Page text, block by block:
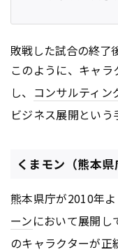
敗戦した試合の終了
このように、キャ
し、 コンサルティン
ビジネス展開という
くまモン（熊本県
熊本県庁が2010年よ
ーンにおいて展開し
のキャラクターが